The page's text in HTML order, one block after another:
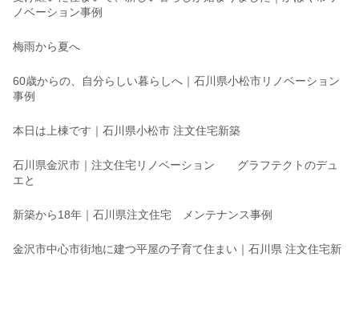
ノベーション事例
梅雨から夏へ
60歳からの、自分らしい暮らしへ｜石川県小松市リノベーション
事例
本日は上棟です｜石川県小松市 注文住宅新築
石川県金沢市｜注文住宅リノベーション グラフテクトのデュ
エと
新築から18年｜石川県注文住宅 メンテナンス事例
金沢市中心市街地に建つ平屋の子育て住まい｜石川県 注文住宅新